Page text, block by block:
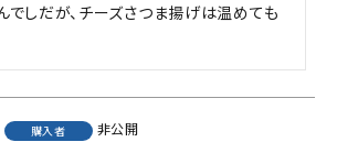
でしだが、チーズさつま揚げは温めても
購入者
非公開